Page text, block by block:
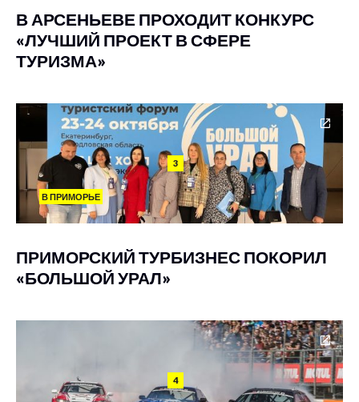
В АРСЕНЬЕВЕ ПРОХОДИТ КОНКУРС
«ЛУЧШИЙ ПРОЕКТ В СФЕРЕ
ТУРИЗМА»
3
В ПРИМОРЬЕ
ПРИМОРСКИЙ ТУРБИЗНЕС ПОКОРИЛ
«БОЛЬШОЙ УРАЛ»
4